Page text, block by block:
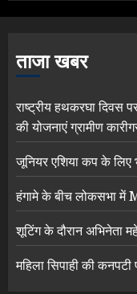
ताजा खबर
राष्ट्रीय हथकरघा
की योजनाएं ग्रामीण
जूनियर एशिया कप के लिए
हंगामे के बीच लोकसभा में
शूटिंग के दौरान अभिनेता
महिला सिपाही की